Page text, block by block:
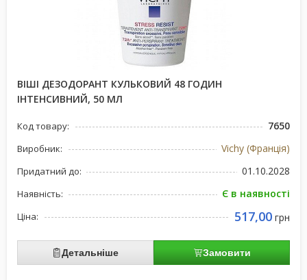
ВІШІ ДЕЗОДОРАНТ КУЛЬКОВИЙ 48 ГОДИН
ІНТЕНСИВНИЙ, 50 МЛ
Код товару: 7650
Виробник: Vichy (Франція)
Придатний до: 01.10.2028
Наявність: Є в наявності
Ціна: 517,00 грн
Детальніше Замовити